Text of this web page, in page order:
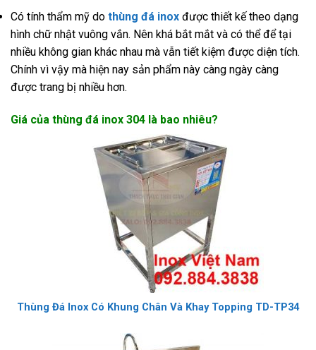
Có tính thẩm mỹ do thùng đá inox được thiết kế theo dạng
hình chữ nhật vuông vắn. Nên khá bắt mắt và có thể để tại
nhiều không gian khác nhau mà vẫn tiết kiệm được diện tích.
Chính vì vậy mà hiện nay sản phẩm này càng ngày càng
được trang bị nhiều hơn.
Giá của thùng đá inox 304 là bao nhiêu?
Thùng Đá Inox Có Khung Chân Và Khay Topping TD-TP34